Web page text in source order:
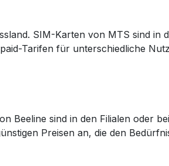
SIM-Karten von MTS sind in
Tarifen für unterschiedliche
Beeline sind in den Filialen oder
Preisen an, die den